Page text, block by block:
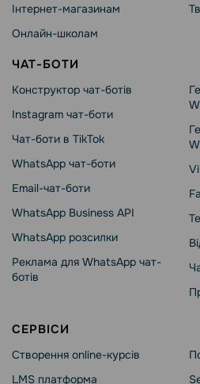
Інтернет-магазинам
Онлайн-школам
ЧАТ-БОТИ
Конструктор чат-ботів
Instagram чат-боти
Чат-боти в TikTok
WhatsApp чат-боти
Email-чат-боти
WhatsApp Business API
WhatsApp розсилки
Реклама для WhatsApp чат-
ботів
СЕРВІСИ
Створення online-курсів
LMS платформа